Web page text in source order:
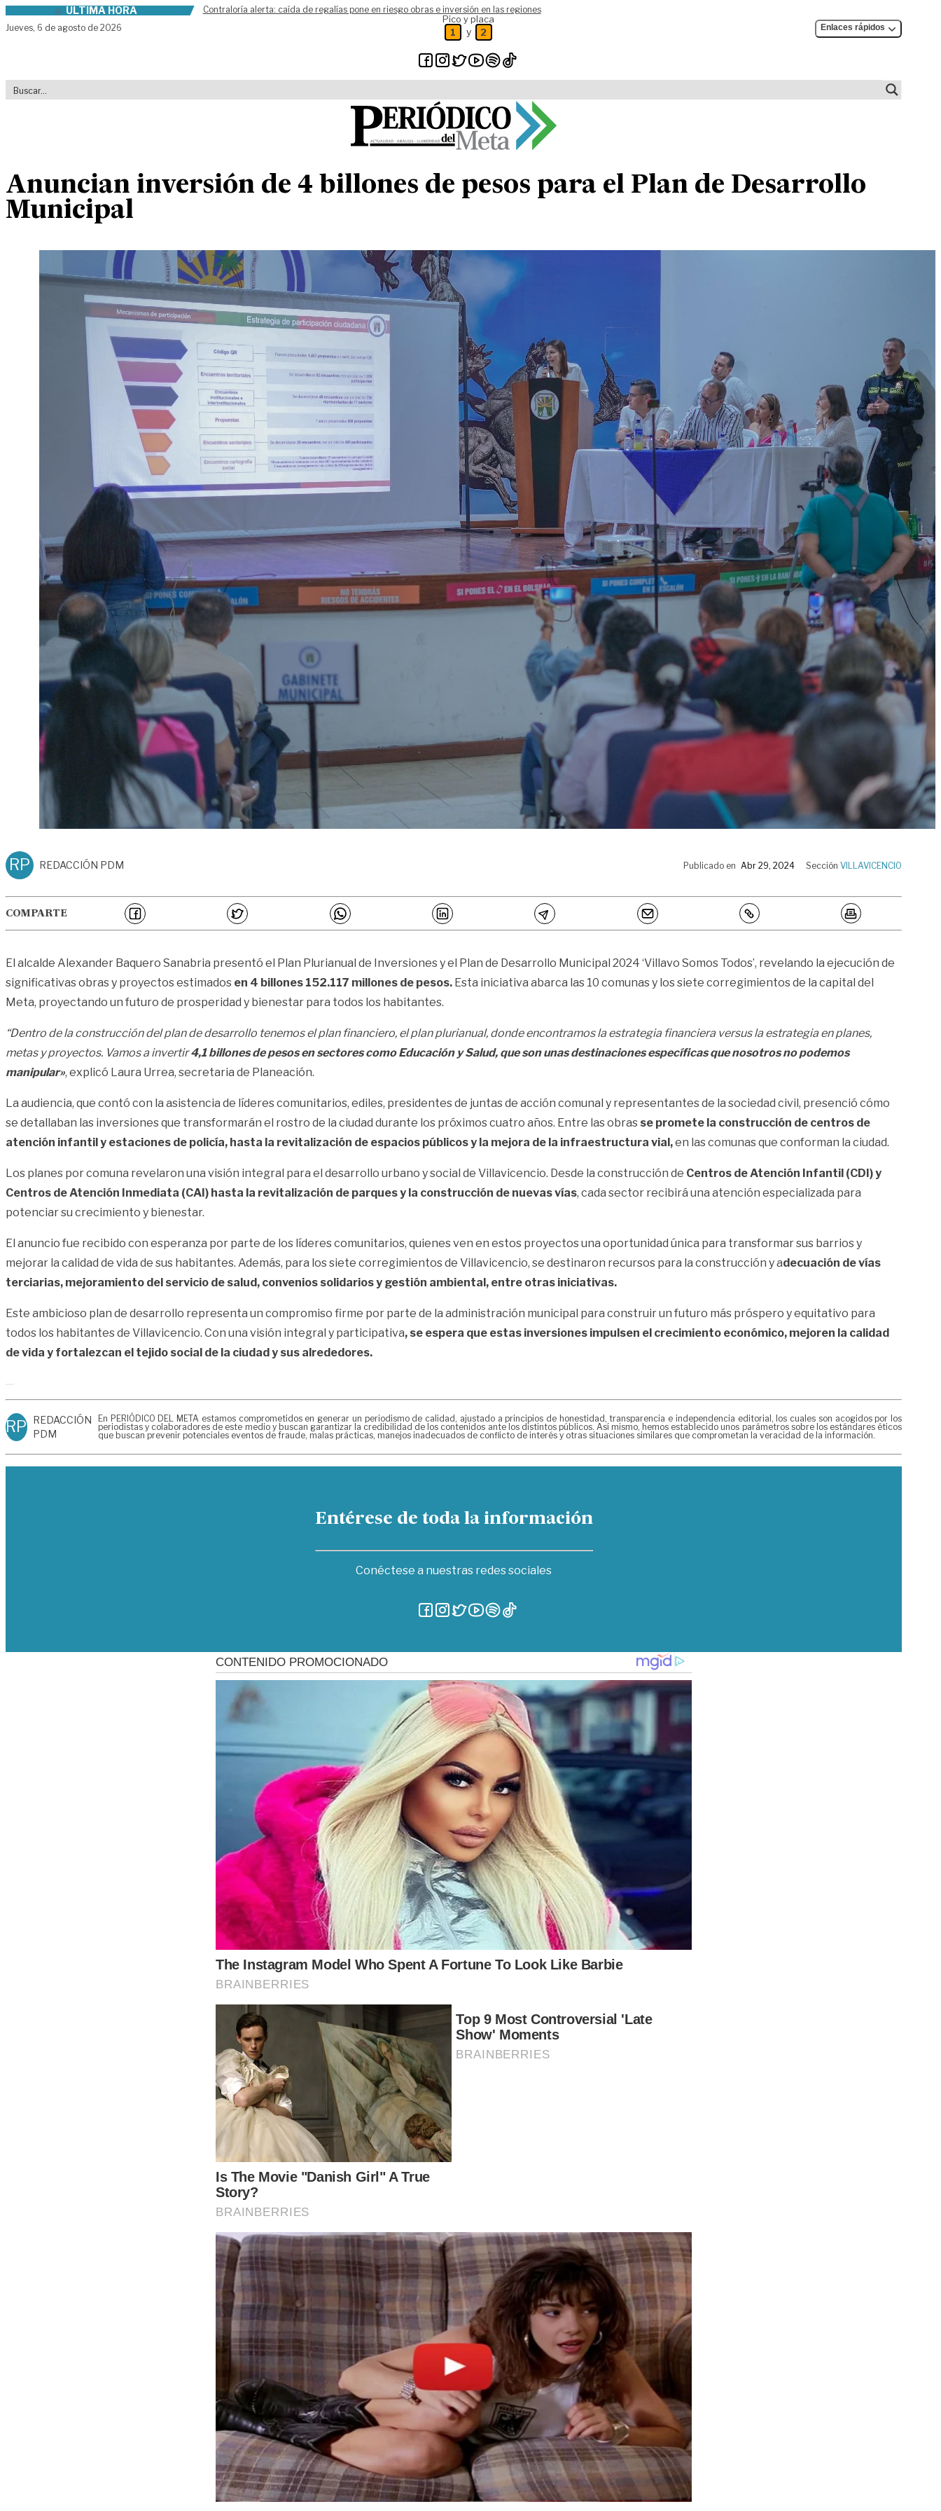
Skip to contentÚLTIMA HORA
Contraloría alerta: caída de regalías pone en riesgo obras e inversión en las regiones
Jueves, 6 de agosto de 2026
Pico y placa
1 y 2 Enlaces rápidos
Anuncian inversión de 4 billones de pesos para el Plan de Desarrollo
Municipal
RP REDACCIÓN PDM Publicado en Abr 29, 2024 Sección VILLAVICENCIO
COMPARTE
El alcalde Alexander Baquero Sanabria presentó el Plan Plurianual de Inversiones y el Plan de Desarrollo Municipal 2024 ‘Villavo Somos Todos’, revelando la ejecución de
significativas obras y proyectos estimados en 4 billones 152.117 millones de pesos. Esta iniciativa abarca las 10 comunas y los siete corregimientos de la capital del
Meta, proyectando un futuro de prosperidad y bienestar para todos los habitantes.
“Dentro de la construcción del plan de desarrollo tenemos el plan financiero, el plan plurianual, donde encontramos la estrategia financiera versus la estrategia en planes,
metas y proyectos. Vamos a invertir4,1 billones de pesos en sectores como Educación y Salud, que son unas destinaciones específicas que nosotros no podemos
manipular», explicó Laura Urrea, secretaria de Planeación.
La audiencia, que contó con la asistencia de líderes comunitarios, ediles, presidentes de juntas de acción comunal y representantes de la sociedad civil, presenció cómo
se detallaban las inversiones que transformarán el rostro de la ciudad durante los próximos cuatro años. Entre las obras se promete la construcción de centros de
atención infantil y estaciones de policía, hasta la revitalización de espacios públicos y la mejora de la infraestructura vial,en las comunas que conforman la ciudad.
Los planes por comuna revelaron una visión integral para el desarrollo urbano y social de Villavicencio. Desde la construcción de Centros de Atención Infantil (CDI) y
Centros de Atención Inmediata (CAI) hasta la revitalización de parques y la construcción de nuevas vías, cada sector recibirá una atención especializada para
potenciar su crecimiento y bienestar.
El anuncio fue recibido con esperanza por parte de los líderes comunitarios, quienes ven en estos proyectos una oportunidad única para transformar sus barrios y
mejorar la calidad de vida de sus habitantes. Además, para los siete corregimientos de Villavicencio, se destinaron recursos para la construcción y adecuación de vías
terciarias, mejoramiento del servicio de salud, convenios solidarios y gestión ambiental, entre otras iniciativas.
Este ambicioso plan de desarrollo representa un compromiso firme por parte de la administración municipal para construir un futuro más próspero y equitativo para
todos los habitantes de Villavicencio. Con una visión integral y participativa, se espera que estas inversiones impulsen el crecimiento económico, mejoren la calidad
de vida y fortalezcan el tejido social de la ciudad y sus alrededores.
RP REDACCIÓN
PDM
En PERIÓDICO DEL META estamos comprometidos en generar un periodismo de calidad, ajustado a principios de honestidad, transparencia e independencia editorial, los cuales son acogidos por los
periodistas y colaboradores de este medio y buscan garantizar la credibilidad de los contenidos ante los distintos públicos. Así mismo, hemos establecido unos parámetros sobre los estándares éticos
que buscan prevenir potenciales eventos de fraude, malas prácticas, manejos inadecuados de conflicto de interés y otras situaciones similares que comprometan la veracidad de la información.
Entérese de toda la información
Conéctese a nuestras redes sociales